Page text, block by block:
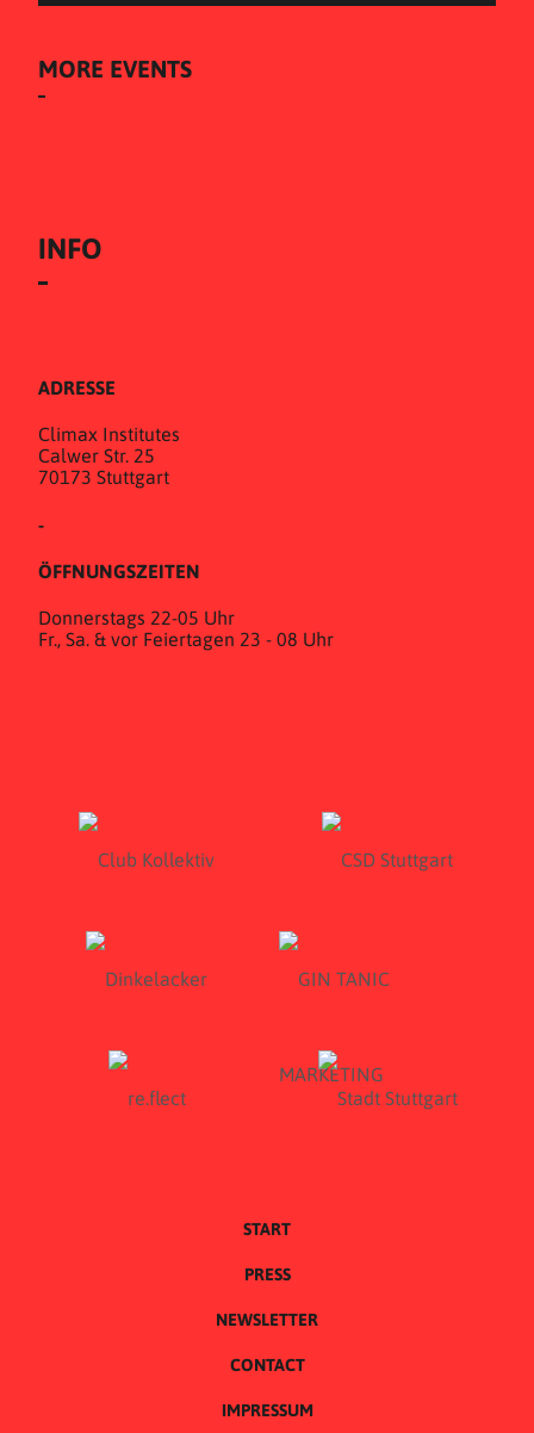
MORE EVENTS
INFO
ADRESSE
Climax Institutes
Calwer Str. 25
70173 Stuttgart
-
ÖFFNUNGSZEITEN
Donnerstags 22-05 Uhr
Fr., Sa. & vor Feiertagen 23 - 08 Uhr
START
PRESS
NEWSLETTER
CONTACT
IMPRESSUM